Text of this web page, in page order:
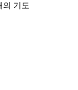
의 기도